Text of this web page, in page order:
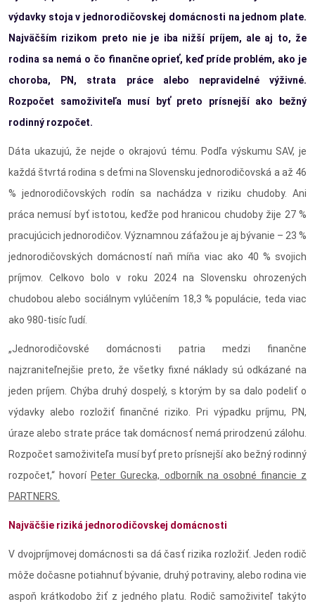
výdavky stoja v jednorodičovskej domácnosti na jednom plate.
Najväčším rizikom preto nie je iba nižší príjem, ale aj to, že
rodina sa nemá o čo finančne oprieť, keď príde problém, ako je
choroba, PN, strata práce alebo nepravidelné výživné.
Rozpočet samoživiteľa musí byť preto prísnejší ako bežný
rodinný rozpočet.
Dáta ukazujú, že nejde o okrajovú tému. Podľa výskumu SAV, je
každá štvrtá rodina s deťmi na Slovensku jednorodičovská a až 46
% jednorodičovských rodín sa nachádza v riziku chudoby. Ani
práca nemusí byť istotou, keďže pod hranicou chudoby žije 27 %
pracujúcich jednorodičov. Významnou záťažou je aj bývanie – 23 %
jednorodičovských domácností naň míňa viac ako 40 % svojich
príjmov. Celkovo bolo v roku 2024 na Slovensku ohrozených
chudobou alebo sociálnym vylúčením 18,3 % populácie, teda viac
ako 980-tisíc ľudí.
„Jednorodičovské domácnosti patria medzi finančne
najzraniteľnejšie preto, že všetky fixné náklady sú odkázané na
jeden príjem. Chýba druhý dospelý, s ktorým by sa dalo podeliť o
výdavky alebo rozložiť finančné riziko. Pri výpadku príjmu, PN,
úraze alebo strate práce tak domácnosť nemá prirodzenú zálohu.
Rozpočet samoživiteľa musí byť preto prísnejší ako bežný rodinný
rozpočet,“ hovorí Peter Gurecka, odborník na osobné financie z
PARTNERS.
Najväčšie riziká jednorodičovskej domácnosti
V dvojpríjmovej domácnosti sa dá časť rizika rozložiť. Jeden rodič
môže dočasne potiahnuť bývanie, druhý potraviny, alebo rodina vie
aspoň krátkodobo žiť z jedného platu. Rodič samoživiteľ takýto